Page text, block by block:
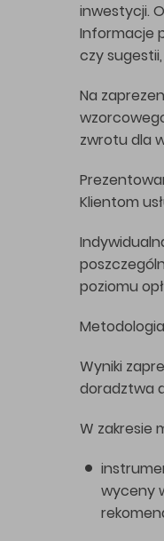
inwestycji.
Informacje
czy
Na
zwrotu dla
Klientom
poziomu
Wyniki
doradztwa
W zakresie
wyceny